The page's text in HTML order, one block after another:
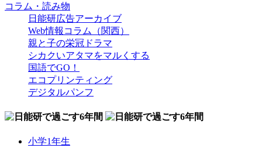
コラム・読み物
日能研広告アーカイブ
Web情報コラム（関西）
親と子の栄冠ドラマ
シカクいアタマをマルくする
国語でGO！
エコプリンティング
デジタルパンフ
小学1年生